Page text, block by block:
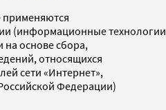
(информационные технологии
основе сбора,
относящихся
сети «Интернет»,
Федерации)